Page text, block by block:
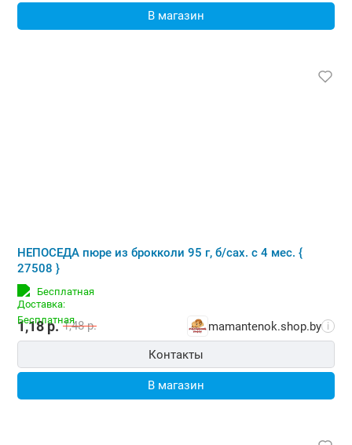
В магазин
НЕПОСЕДА пюре из брокколи 95 г, б/сах. с 4 мес. {
27508 }
Бесплатная
1,18р. 1,48р. mamantenok.shop.by i
Контакты
В магазин